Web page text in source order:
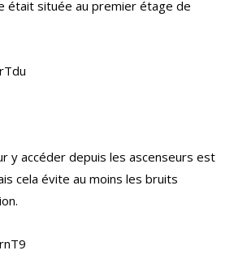
était située au premier étage de
y accéder depuis les ascenseurs est
cela évite au moins les bruits